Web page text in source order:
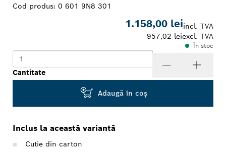
Cod produs: 0 601 9N8 301
1.158,00 leiincl. TVA
957,02 leiexcl. TVA
În stoc
Cantitate
Adaugă în coş
Inclus la această variantă
Cutie din carton